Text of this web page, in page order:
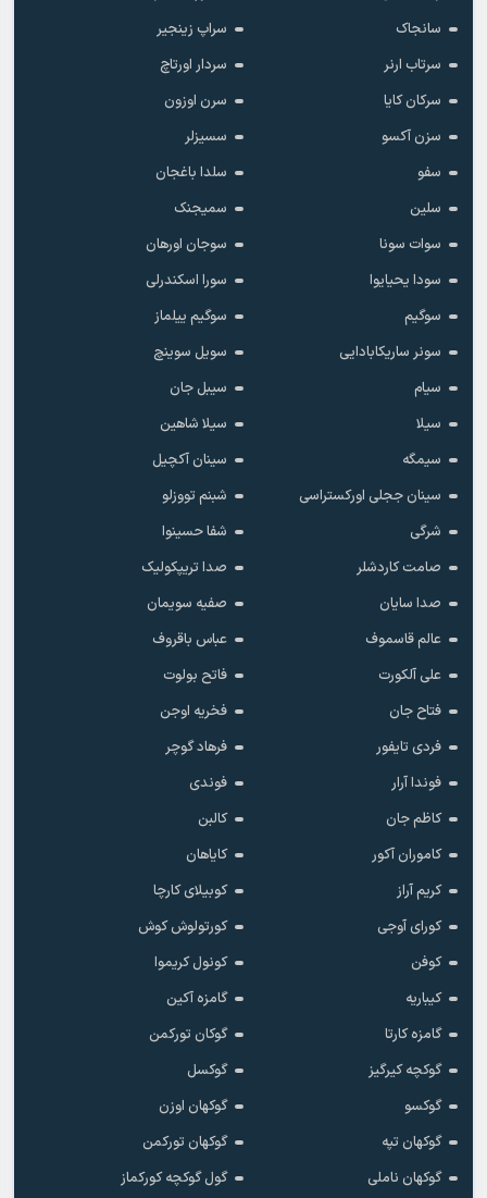
سانجاک
سراپ زینجیر
سرتاب ارنر
سردار اورتاچ
سرکان کایا
سرن اوزون
سزن آکسو
سسیزلر
سفو
سلدا باغجان
سلین
سمیجنک
سوات سونا
سوجان اورهان
سودا یحیایوا
سورا اسکندرلی
سوگیم
سوگیم ییلماز
سونر ساریکابادایی
سویل سوینچ
سیام
سیبل جان
سیلا
سیلا شاهین
سیمگه
سینان آکچیل
سینان ججلی اورکستراسی
شبنم تووزلو
شرگی
شفا حسینوا
صامت کاردشلر
صدا تریپکولیک
صدا سایان
صفیه سویمان
عالم قاسموف
عباس باقروف
علی آلکورت
فاتح بولوت
فتاح جان
فخریه اوجن
فردی تایفور
فرهاد گوچر
فوندا آرار
فوندی
کاظم جان
کالبن
کاموران آکور
کایاهان
کریم آراز
کوبیلای کارچا
کورای آوجی
کورتولوش کوش
کوفن
کونول کریموا
کیباریه
گامزه آکین
گامزه کارتا
گوکان تورکمن
گوکچه کیرگیز
گوکسل
گوکسو
گوکهان اوزن
گوکهان تپه
گوکهان تورکمن
گوکهان ناملی
گول گوکچه کورکماز